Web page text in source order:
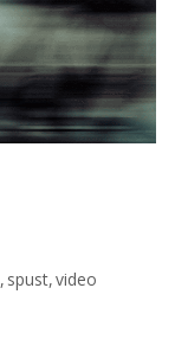
spust video